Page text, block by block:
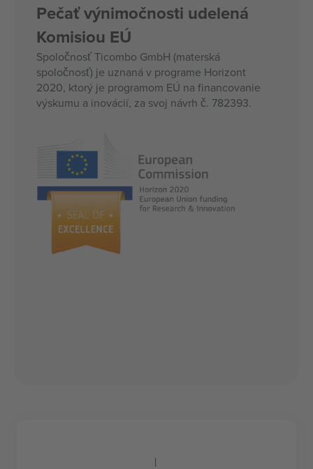
Pečať výnimočnosti udelená
Komisiou EÚ
Spoločnosť Ticombo GmbH (materská
spoločnosť) je uznaná v programe Horizont
2020, ktorý je programom EÚ na financovanie
výskumu a inovácií, za svoj návrh č. 782393.